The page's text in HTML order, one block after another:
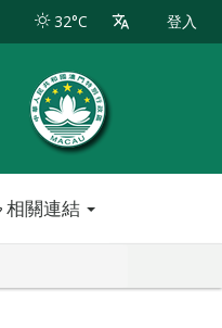
32°C 登入
相關連結